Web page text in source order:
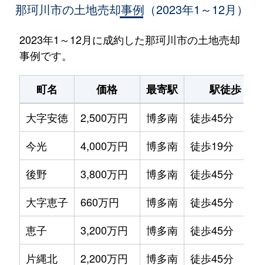
那珂川市の土地売却事例（2023年1～12月）
2023年1～12月に成約した那珂川市の土地売却
事例です。
町名 価格 最寄駅
駅徒歩
大字安徳
2,500万円 博多南
徒歩45分
今光
4,000万円 博多南
徒歩19分
後野
3,800万円 博多南
徒歩45分
大字恵子
660万円 博多南
徒歩45分
恵子
3,200万円 博多南
徒歩45分
片縄北
2,200万円 博多南
徒歩45分